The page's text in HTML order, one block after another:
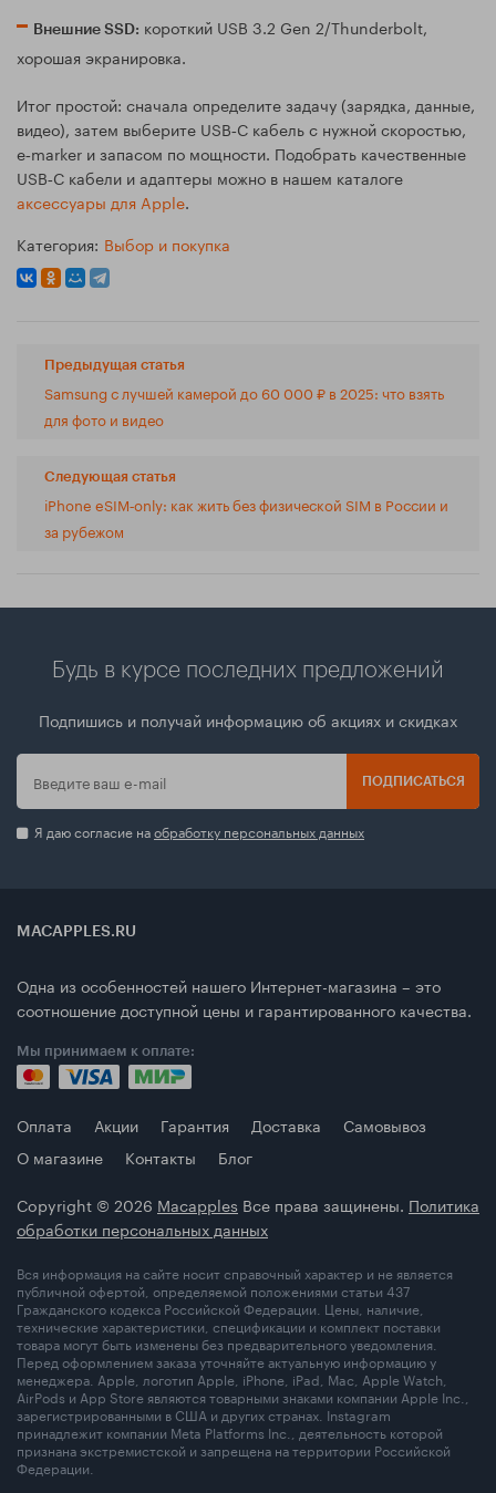
Внешние SSD: короткий USB 3.2 Gen 2/Thunderbolt,
хорошая экранировка.
Итог простой: сначала определите задачу (зарядка, данные,
видео), затем выберите USB‑C кабель с нужной скоростью,
e‑marker и запасом по мощности. Подобрать качественные
USB‑C кабели и адаптеры можно в нашем каталоге
аксессуары для Apple.
Категория: Выбор и покупка
Предыдущая статья
Samsung с лучшей камерой до 60 000 ₽ в 2025: что взять
для фото и видео
Следующая статья
iPhone eSIM‑only: как жить без физической SIM в России и
за рубежом
Будь в курсе последних предложений
Подпишись и получай информацию об акциях и скидках
ПОДПИСАТЬСЯ
Я даю согласие наобработку персональных данных
MACAPPLES.RU
Одна из особенностей нашего Интернет-магазина – это
соотношение доступной цены и гарантированного качества.
Мы принимаем к оплате:
Оплата Акции Гарантия Доставка
Самовывоз
О магазине
Контакты
Блог
Copyright © 2026 Macapples Все права защинены. Политика
обработки персональных данных
Вся информация на сайте носит справочный характер и не является
публичной офертой, определяемой положениями статьи 437
Гражданского кодекса Российской Федерации. Цены, наличие,
технические характеристики, спецификации и комплект поставки
товара могут быть изменены без предварительного уведомления.
Перед оформлением заказа уточняйте актуальную информацию у
менеджера. Apple, логотип Apple, iPhone, iPad, Mac, Apple Watch,
AirPods и App Store являются товарными знаками компании Apple Inc.,
зарегистрированными в США и других странах. Instagram
принадлежит компании Meta Platforms Inc., деятельность которой
признана экстремистской и запрещена на территории Российской
Федерации.